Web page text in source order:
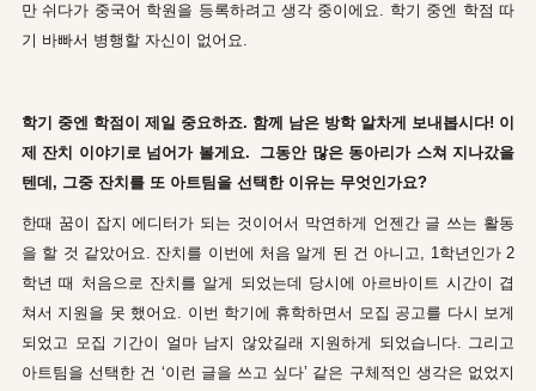
만 쉬다가 중국어 학원을 등록하려고 생각 중이에요. 학기 중엔 학점 따
기 바빠서 병행할 자신이 없어요.
학기 중엔 학점이 제일 중요하죠. 함께 남은 방학 알차게 보내봅시다! 이
제 잔치 이야기로 넘어가 볼게요. 그동안 많은 동아리가 스쳐 지나갔을
텐데, 그중 잔치를 또 아트팀을 선택한 이유는 무엇인가요?
한때 꿈이 잡지 에디터가 되는 것이어서 막연하게 언젠간 글 쓰는 활동
을 할 것 같았어요. 잔치를 이번에 처음 알게 된 건 아니고, 1학년인가 2
학년 때 처음으로 잔치를 알게 되었는데 당시에 아르바이트 시간이 겹
쳐서 지원을 못 했어요. 이번 학기에 휴학하면서 모집 공고를 다시 보게
되었고 모집 기간이 얼마 남지 않았길래 지원하게 되었습니다. 그리고
아트팀을 선택한 건 ‘이런 글을 쓰고 싶다’ 같은 구체적인 생각은 없었지